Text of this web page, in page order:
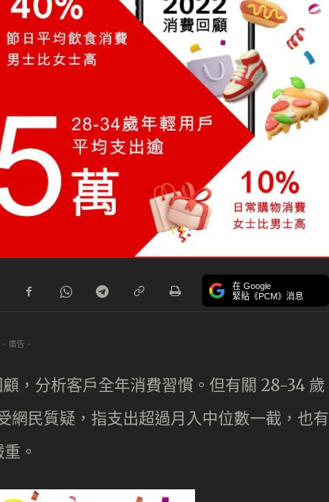
在 Google
緊貼《PCM》消息
- 廣告 -
，分析客戶全年消費習慣。但有關 28-34 歲
民質疑，指支出超過月入中位數一截，也有
。